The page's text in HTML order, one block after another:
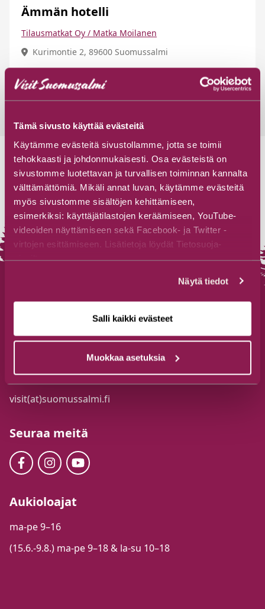
Tämä sivusto käyttää evästeitä
Käytämme evästeitä sivustollamme, jotta se toimii
tehokkaasti ja johdonmukaisesti. Osa evästeistä on
sivustomme luotettavan ja turvallisen toiminnan kannalta
välttämättömiä. Mikäli annat luvan, käytämme evästeitä
myös sivustomme sisältöjen kehittämiseen,
esimerkiksi: käyttäjätilastojen keräämiseen, YouTube-
videoiden näyttämiseen sekä Facebook- ja Twitter -
virtojen esittämiseen. Lisätietoja löydät Tietosuoja-
sivuiltamme.
Näytä tiedot
Salli kaikki evästeet
Muokkaa asetuksia
Ämmän hotelli
Tilausmatkat Oy / Matka Moilanen
Kurimontie 2, 89600 Suomussalmi
Tutustu
Suomussalmen Matkailutoimisto
Jalonkaarre 5, 89600 Suomussalmi
+358 44 777 3250
visit(at)suomussalmi.fi
Seuraa meitä
Aukioloajat
ma-pe 9–16
(15.6.-9.8.) ma-pe 9–18 & la-su 10–18